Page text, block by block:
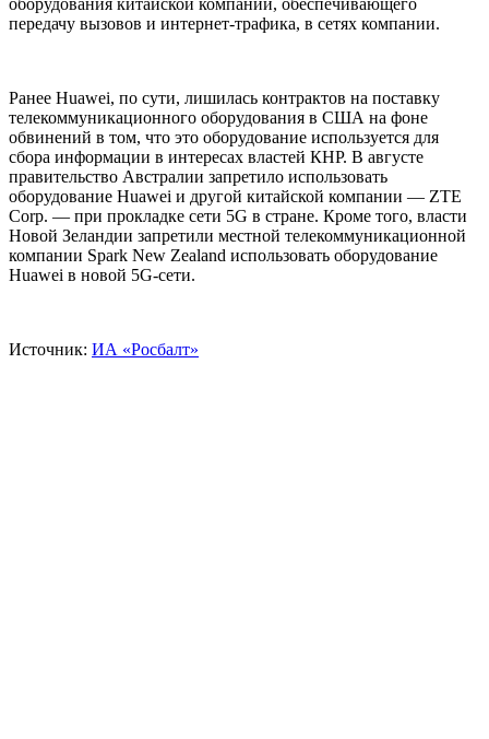
оборудования китайской компании, обеспечивающего
передачу вызовов и интернет-трафика, в сетях компании.
Ранее Huawei, по сути, лишилась контрактов на поставку
телекоммуникационного оборудования в США на фоне
обвинений в том, что это оборудование используется для
сбора информации в интересах властей КНР. В августе
правительство Австралии запретило использовать
оборудование Huawei и другой китайской компании — ZTE
Corp. — при прокладке сети 5G в стране. Кроме того, власти
Новой Зеландии запретили местной телекоммуникационной
компании Spark New Zealand использовать оборудование
Huawei в новой 5G-сети.
Источник: ИА «Росбалт»